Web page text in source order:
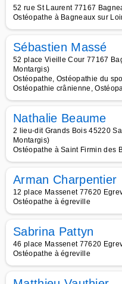
52 rue St Laurent 77167
Ostéopathe à Bagneaux sur
Sébastien Massé
52 place Vieille Cour 77167
Montargis)
Ostéopathe, Ostéopathie du
Ostéopathie crânienne,
Nathalie Beaume
2 lieu-dit Grands Bois 45220
Montargis)
Ostéopathe à Saint Firmin des
Arman Charpentier
12 place Massenet 77620
Ostéopathe à égreville
Sabrina Pattyn
46 place Massenet 77620
Ostéopathe à égreville